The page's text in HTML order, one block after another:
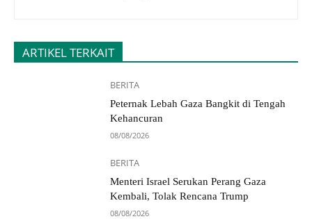
ARTIKEL TERKAIT
BERITA
Peternak Lebah Gaza Bangkit di Tengah
Kehancuran
08/08/2026
BERITA
Menteri Israel Serukan Perang Gaza
Kembali, Tolak Rencana Trump
08/08/2026